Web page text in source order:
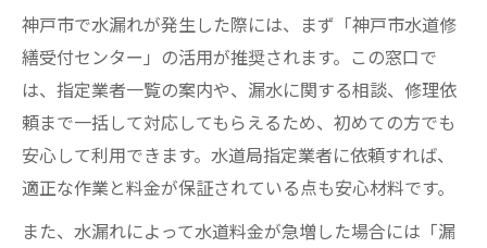
神戸市で水漏れが発生した際には、まず「神戸市水道修
繕受付センター」の活用が推奨されます。この窓口で
は、指定業者一覧の案内や、漏水に関する相談、修理依
頼まで一括して対応してもらえるため、初めての方でも
安心して利用できます。水道局指定業者に依頼すれば、
適正な作業と料金が保証されている点も安心材料です。
また、水漏れによって水道料金が急増した場合には「漏